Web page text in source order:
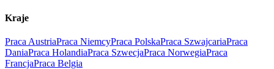
Kraje
Praca AustriaPraca NiemcyPraca PolskaPraca SzwajcariaPraca
DaniaPraca HolandiaPraca SzwecjaPraca NorwegiaPraca
FrancjaPraca Belgia